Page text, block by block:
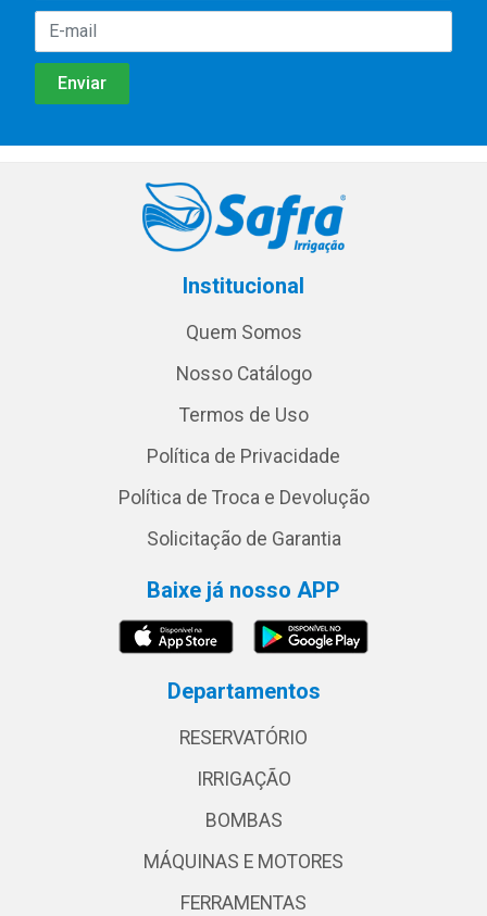
Institucional
Quem Somos
Nosso Catálogo
Termos de Uso
Política de Privacidade
Política de Troca e Devolução
Solicitação de Garantia
Baixe já nosso APP
Departamentos
RESERVATÓRIO
IRRIGAÇÃO
BOMBAS
MÁQUINAS E MOTORES
FERRAMENTAS